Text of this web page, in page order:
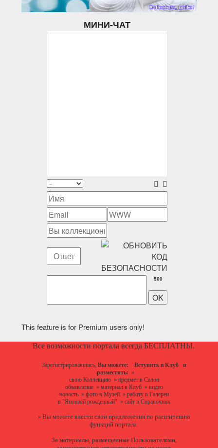
МИНИ-ЧАТ
500
This feature is for Premium users only!
Все возможности портала всегда БЕСПЛАТНЫ.
Зарегистрировавшись, Вы можете: Вступить в Клуб
и
разместить: »
свою Коллекцию» предмет в Салон
объявление» материал в Клуб» видео
новость» фото в Музей» работу в Галереи
в "Японией рожденный" » сайт в Справочник
» Вы можете внести свои предложенияпо расширению
функций портала.
За материалы, размещенные Пользователями,